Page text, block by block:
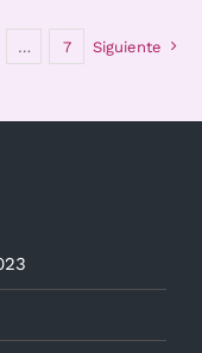
… 7 Siguiente